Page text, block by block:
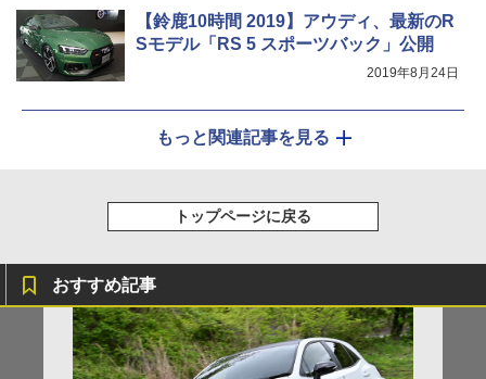
【鈴鹿10時間 2019】アウディ、最新のR
Sモデル「RS 5 スポーツバック」公開
2019年8月24日
もっと関連記事を見る
トップページに戻る
おすすめ記事